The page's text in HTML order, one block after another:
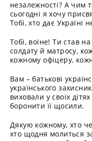
незалежності? А чим
сьогодні я хочу
Тобі, хто дає Україні
Тобі, воїне! Ти став
солдату й матросу,
кожному офіцеру,
Вам – батькові
українського
виховали у своїх
боронити її щосили.
Дякую кожному, хто
хто щодня молиться